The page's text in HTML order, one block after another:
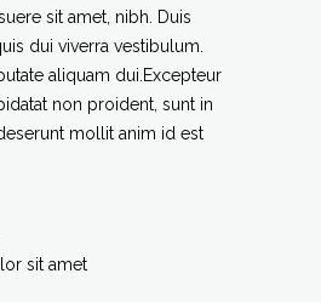
sit amet, nibh. Duis
dui viverra vestibulum.
aliquam dui.Excepteur
non proident, sunt in
mollit anim id est
sit amet